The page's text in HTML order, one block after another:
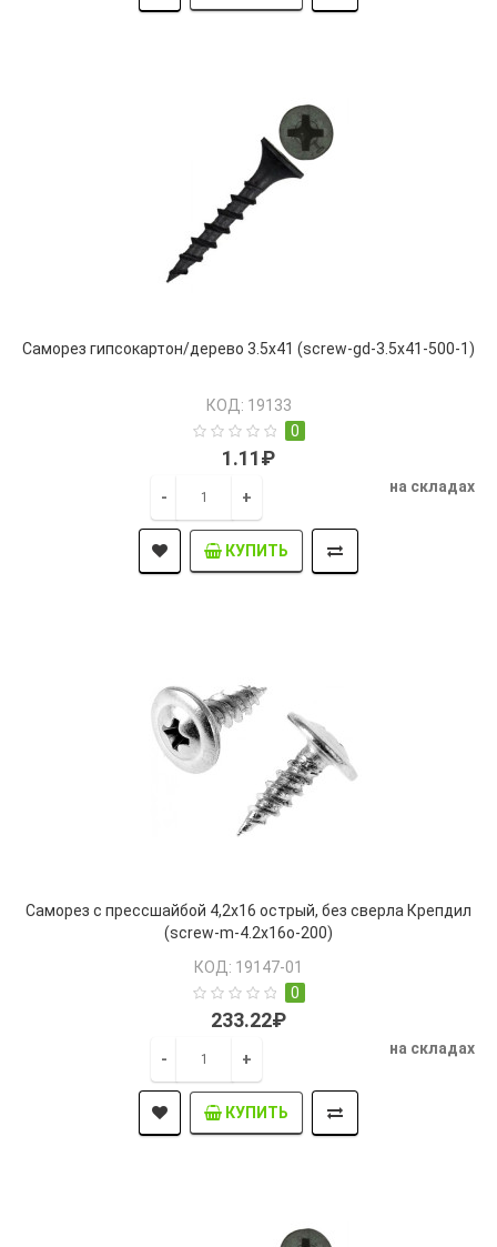
Саморез гипсокартон/дерево 3.5х41 (screw-gd-3.5x41-500-1)
КОД: 19133
0
1.11₽
- +
на складах
КУПИТЬ
Саморез с прессшайбой 4,2х16 острый, без сверла Крепдил
(screw-m-4.2x16o-200)
КОД: 19147-01
0
233.22₽
- +
на складах
КУПИТЬ